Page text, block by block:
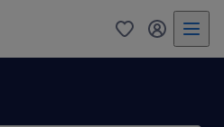
0 mon